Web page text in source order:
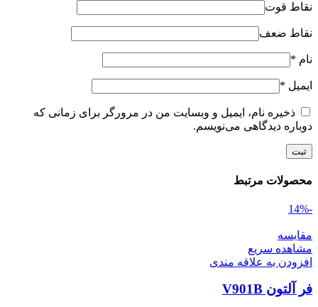
نقاط قوت
نقاط ضعف
نام *
ایمیل *
ذخیره نام، ایمیل و وبسایت من در مرورگر برای زمانی که
دوباره دیدگاهی می‌نویسم.
محصولات مرتبط
-14%
مقایسه
مشاهده سریع
افزودن به علاقه مندی
فر آلتون V901B